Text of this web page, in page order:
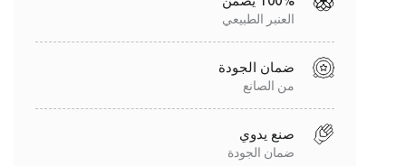
العنبر الطبيعي
ضمان الجودة
من الصانع
صنع يدوي
ضمان الجودة